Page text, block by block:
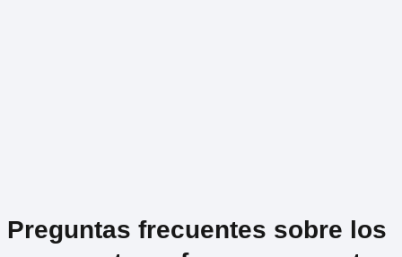
Preguntas frecuentes sobre los